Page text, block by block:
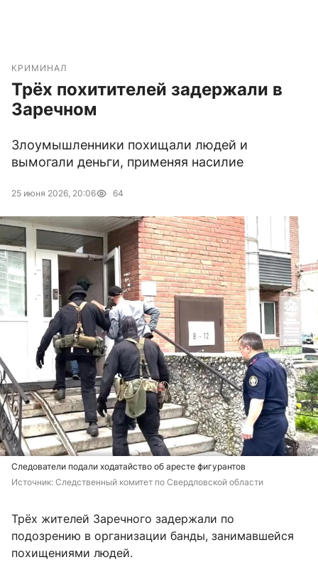
КРИМИНАЛ
Трёх похитителей задержали в
Заречном
Злоумышленники похищали людей и
вымогали деньги, применяя насилие
25 июня 2026, 20:06 64
Следователи подали ходатайство об аресте фигурантов
Источник: Следственный комитет по Свердловской области
Трёх жителей Заречного задержали по
подозрению в организации банды, занимавшейся
похищениями людей.